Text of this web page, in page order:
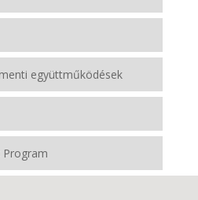
együttműködések
Program